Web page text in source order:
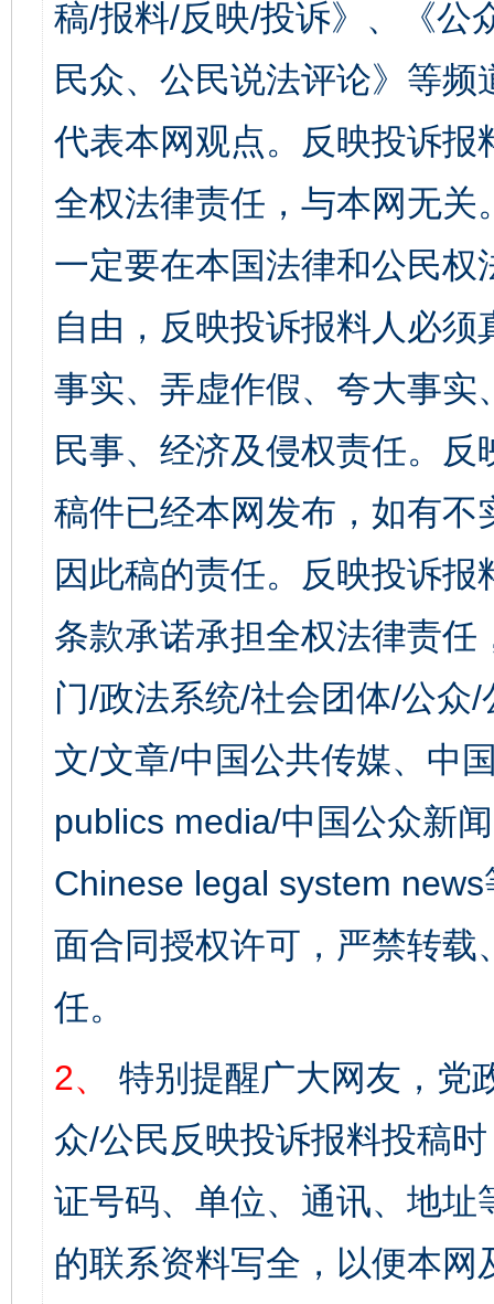
稿/报料/反映/投诉》、《公
民众、公民说法评论》等
代表本网观点。反映投诉
全权法律责任，与本网无
一定要在本国法律和公民
自由，反映投诉报料人必
事实、弄虚作假、夸大事
民事、经济及侵权责任。
稿件已经本网发布，如有
因此稿的责任。反映投诉
条款承诺承担全权法律责
门/政法系统/社会团体/公众
文/文章/中国公共传媒、中
publics media/中国公众新
Chinese legal system
面合同授权许可，严禁转
任。
2、
特别提醒广大网友，党
众/公民反映投诉报料投稿
证号码、单位、通讯、地
的联系资料写全，以便本